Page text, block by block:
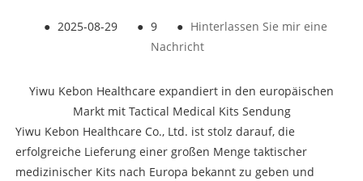
● 2025-08-29 ● 9 ● Hinterlassen Sie mir eine
Nachricht
Yiwu Kebon Healthcare expandiert in den europäischen
Markt mit Tactical Medical Kits Sendung
Yiwu Kebon Healthcare Co., Ltd. ist stolz darauf, die
erfolgreiche Lieferung einer großen Menge taktischer
medizinischer Kits nach Europa bekannt zu geben und